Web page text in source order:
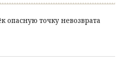
опасную точку невозврата